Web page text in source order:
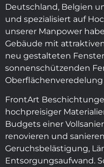
Deutschland, Belgien
und spezialisiert auf
unserer Manpower
Gebäude mit
neu gestalteten
sonnenschützenden
FrontArt
hochpreisiger
Budgets einer
renovieren und
Geruchsbelästigung,
Entsorgungsaufwand.